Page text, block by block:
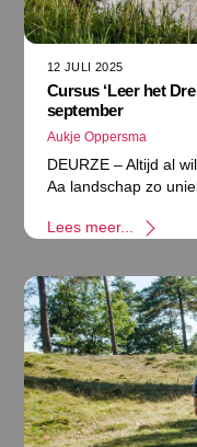
12 JULI 2025
Cursus ‘Leer het
september
Aukje Oppersma
DEURZE – Altijd al
Aa landschap zo
Lees meer...